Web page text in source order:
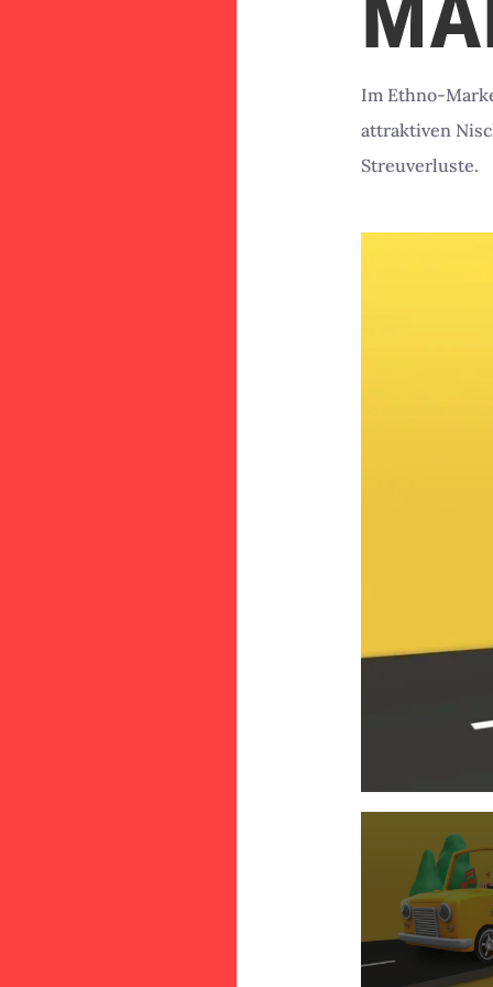
Im Ethno-
attraktiven
Streuverluste.